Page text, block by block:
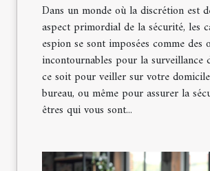
Dans un monde où la discrétion est
aspect primordial de la sécurité, les
espion se sont imposées comme des
incontournables pour la surveillance
ce soit pour veiller sur votre
bureau, ou même pour assurer la
êtres qui vous sont...